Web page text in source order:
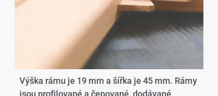
Výška rámu je 19 mm a šířka je 45 mm. Rámy